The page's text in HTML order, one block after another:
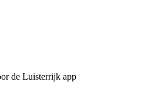
de Luisterrijk app